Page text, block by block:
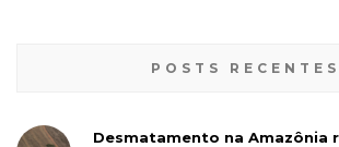
POSTS RECENTES
Desmatamento na Amazônia